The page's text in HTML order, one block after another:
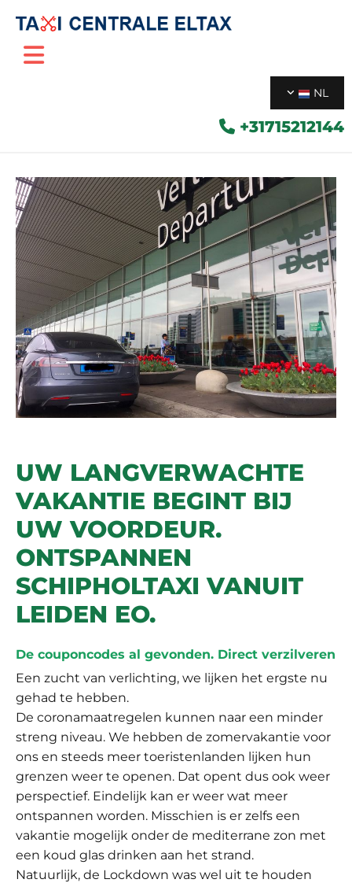
NL
 +31715212144
UW LANGVERWACHTE
VAKANTIE BEGINT BIJ
UW VOORDEUR.
ONTSPANNEN
SCHIPHOLTAXI VANUIT
LEIDEN EO.
De couponcodes al gevonden. Direct verzilveren
Een zucht van verlichting, we lijken het ergste nu
gehad te hebben.
De coronamaatregelen kunnen naar een minder
streng niveau. We hebben de zomervakantie voor
ons en steeds meer toeristenlanden lijken hun
grenzen weer te openen. Dat opent dus ook weer
perspectief. Eindelijk kan er weer wat meer
ontspannen worden. Misschien is er zelfs een
vakantie mogelijk onder de mediterrane zon met
een koud glas drinken aan het strand.
Natuurlijk, de Lockdown was wel uit te houden